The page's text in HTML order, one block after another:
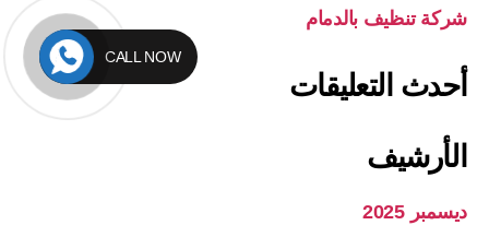
شركة تنظيف بالدمام
أحدث التعليقات
الأرشيف
ديسمبر 2025
CALL NOW